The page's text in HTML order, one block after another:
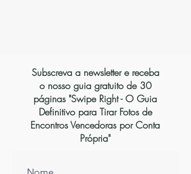
Subscreva a newsletter e receba
o nosso guia gratuito de 30
páginas "Swipe Right - O Guia
Definitivo para Tirar Fotos de
Encontros Vencedoras por Conta
Própria"